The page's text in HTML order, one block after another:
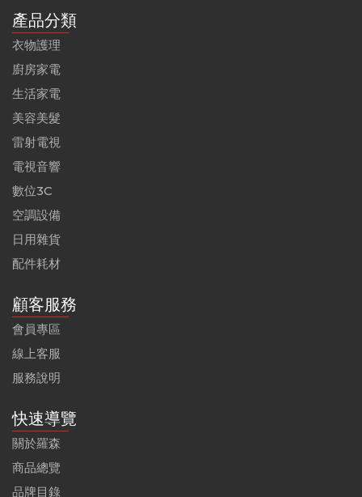
產品分類
衣物護理
廚房家電
生活家電
美容美髮
雷射電視
電視音響
數位3C
空調設備
日用雜貨
配件耗材
顧客服務
會員專區
線上客服
服務說明
快速導覽
關於羅森
商品總覽
品牌目錄